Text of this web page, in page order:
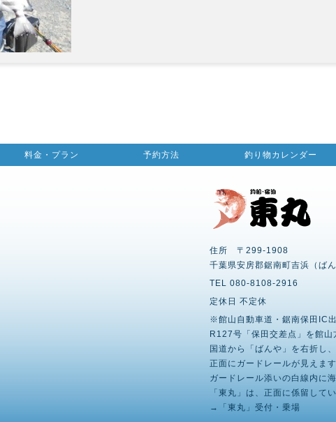
料金・プラン 予約方法 釣り物カレンダー
住所 〒299-1908
千葉県安房郡鋸南町吉浜（ばん
TEL 080-8108-2916
定休日 不定休
※館山自動車道・鋸南保田IC
R127号「保田交差点」を館山
国道から「ばんや」を右折し
正面にガードレールが見えます
ガードレール添いの白線内に
「東丸」は、正面に係留してい
→「東丸」受付・乗場